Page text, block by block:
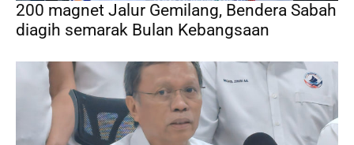
200 magnet Jalur Gemilang, Bendera Sabah
diagih semarak Bulan Kebangsaan